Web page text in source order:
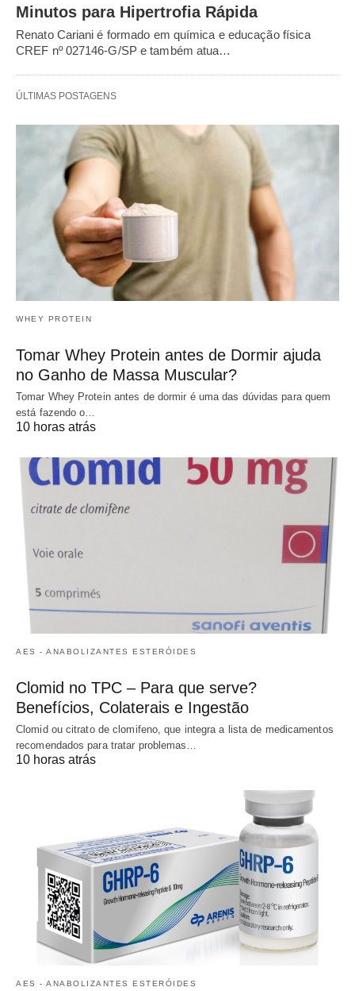
Minutos para Hipertrofia Rápida
Renato Cariani é formado em química e educação física
CREF nº 027146-G/SP e também atua…
ÚLTIMAS POSTAGENS
WHEY PROTEIN
Tomar Whey Protein antes de Dormir ajuda
no Ganho de Massa Muscular?
Tomar Whey Protein antes de dormir é uma das dúvidas para quem
está fazendo o…
10 horas atrás
AES - ANABOLIZANTES ESTERÓIDES
Clomid no TPC – Para que serve?
Benefícios, Colaterais e Ingestão
Clomid ou citrato de clomifeno, que integra a lista de medicamentos
recomendados para tratar problemas…
10 horas atrás
AES - ANABOLIZANTES ESTERÓIDES